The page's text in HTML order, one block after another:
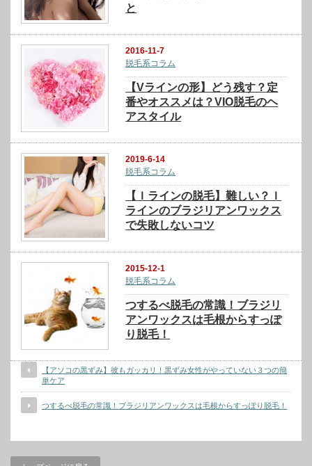
と
2016-11-7
脱毛系コラム
【Vラインの形】どう残す？定
番やオススメは？VIO脱毛のヘ
アスタイル
2019-6-14
脱毛系コラム
【Ｉラインの脱毛】難しい？Ｉ
ラインのブラジリアンワックス
で失敗しないコツ
2015-12-1
脱毛系コラム
つするべ脱毛の常識！ブラジリ
アンワックスは毛根からすっぽ
り脱毛！
【アソコの黒ずみ】彼もガッカリ！黒ずみ女性がやっていない３つの簡
単ケア
つするべ脱毛の常識！ブラジリアンワックスは毛根からすっぽり脱毛！